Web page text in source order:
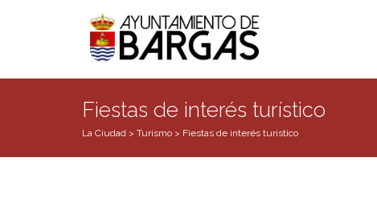
Fiestas de interés turístico
La Ciudad > Turismo > Fiestas de interés turístico